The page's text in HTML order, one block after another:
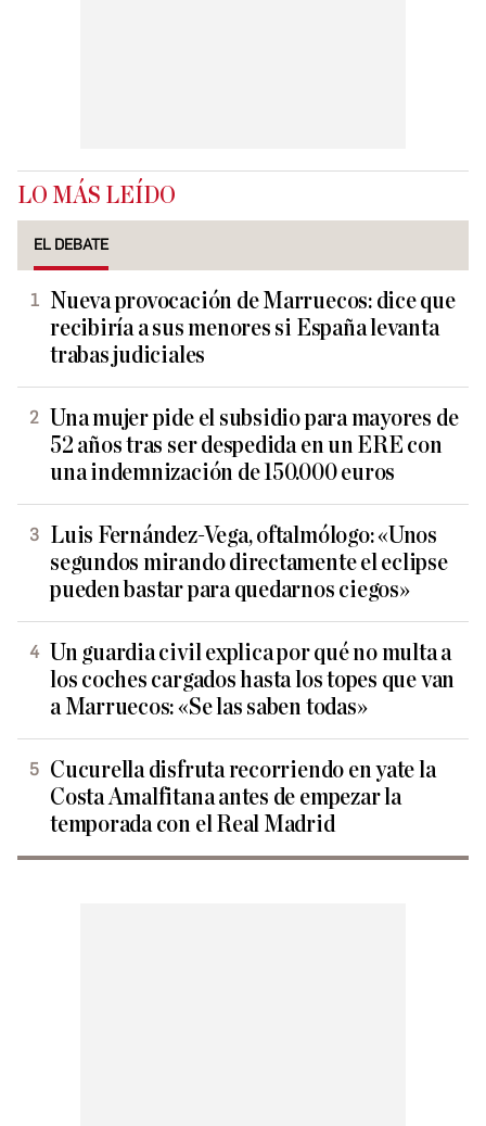
LO MÁS LEÍDO
EL DEBATE
Nueva provocación de Marruecos: dice que
recibiría a sus menores si España levanta
trabas judiciales
Una mujer pide el subsidio para mayores de
52 años tras ser despedida en un ERE con
una indemnización de 150.000 euros
Luis Fernández-Vega, oftalmólogo: «Unos
segundos mirando directamente el eclipse
pueden bastar para quedarnos ciegos»
Un guardia civil explica por qué no multa a
los coches cargados hasta los topes que van
a Marruecos: «Se las saben todas»
Cucurella disfruta recorriendo en yate la
Costa Amalfitana antes de empezar la
temporada con el Real Madrid